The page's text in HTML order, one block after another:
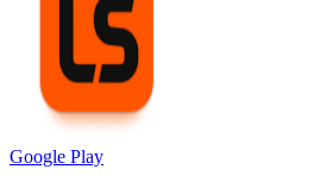
Google Play